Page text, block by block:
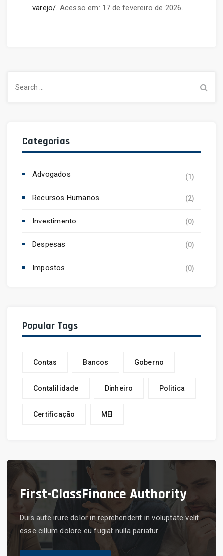
varejo/. Acesso em: 17 de fevereiro de 2026.
for:
Categorias
Advogados (1)
Recursos Humanos (2)
Investimento (0)
Despesas (0)
Impostos (0)
Popular Tags
Contas Bancos Goberno
Contalilidade Dinheiro Politica
Certificação MEI
First-ClassFinance Authority
Duis aute irure dolor in reprehenderit in voluptate velit
esse cillum dolore eu fugiat nulla pariatur.